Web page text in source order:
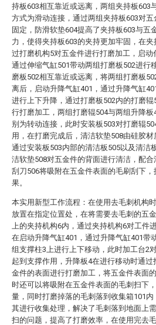
持板603相互靠近或远离，两组夹持板603
方式为滑动连接，通过两组夹持板603对
固定，防滑软垫604提高了夹持板603与五
力，使得夹持板603的夹持更加牢固，在夹
过打磨机构5对五金件进行打磨加工，启动
通过伸缩气缸501带动两组打磨板502进行
磨板502相互靠近或远离，将两组打磨板
离后，启动升降气缸401，通过升降气缸
进行上下升降，通过打磨板502内的打磨辊
行打磨加工，两组打磨辊504与两组升降板
别为转动连接，此时安装板503对打磨辊
用，在打磨完成后，清洁软垫508由硅胶材
通过安装板503内部的清洁板505以及清洁
洁软垫508对五金件的背面进行清洁，配合
刮刀506将吸附在五金件表面的毛刷刮下，
果。
本实用新型工作流程：在使用去毛刺机构
放置在指定位置处，在将需要去毛刺的五
上的夹持机构6内，通过夹持机构6对工件
在启动升降气缸401，通过升降气缸401带
组支撑柱3上进行上下移动，此时加工台2
起到支撑作用，升降板4在进行移动时通过
金件的表面进行打磨加工，将五金件表面
时还可以将吸附在五金件表面的毛刺扫下
量，同时打磨掉落的毛刺落到收集箱101内
其进行收集处理，解决了毛刺落到地面上
扫的问题，提高了打磨效率，在使用完去